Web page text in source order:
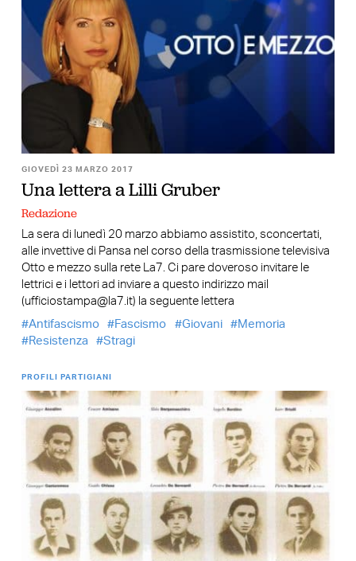
GIOVEDÌ 23 MARZO 2017
Una lettera a Lilli Gruber
Redazione
La sera di lunedì 20 marzo abbiamo assistito, sconcertati,
alle invettive di Pansa nel corso della trasmissione televisiva
Otto e mezzo sulla rete La7. Ci pare doveroso invitare le
lettrici e i lettori ad inviare a questo indirizzo mail
(ufficiostampa@la7.it) la seguente lettera
Antifascismo
Fascismo Giovani
Memoria
Resistenza
Stragi
PROFILI PARTIGIANI